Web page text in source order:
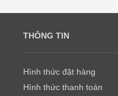
THÔNG TIN
Hình thức đặt hàng
Hình thức thanh toán